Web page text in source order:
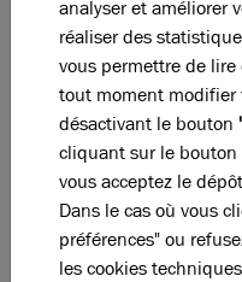
Total
DPE & GES
B C D
analyser et améliorer
réaliser des
vous permettre de lire
tout moment modifier
désactivant le bouton
cliquant sur le bouton
vous acceptez le
Dans le cas où vous
préférences" ou
les cookies